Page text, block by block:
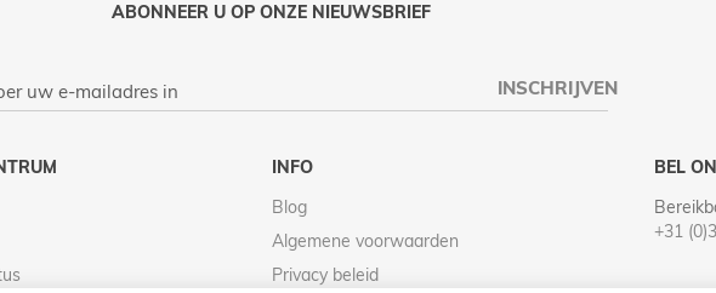
ABONNEER U OP ONZE NIEUWSBRIEF
INSCHRIJVEN
INFO
Blog
Algemene voorwaarden
Privacy beleid
BEL
+31